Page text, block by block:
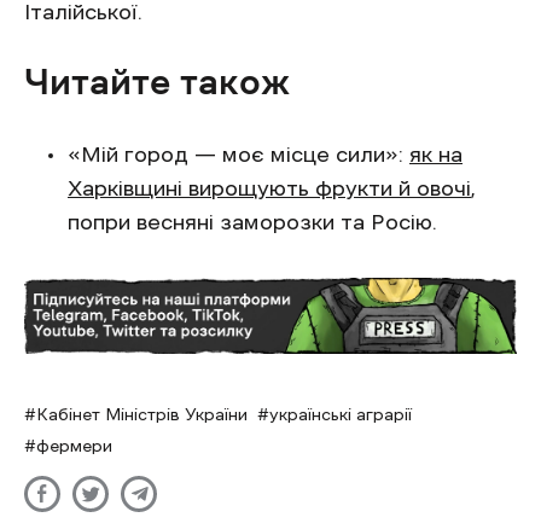
Італійської.
Читайте також
«Мій город — моє місце сили»: як на
Харківщині вирощують фрукти й овочі,
попри весняні заморозки та Росію.
Кабінет Міністрів України
українські аграрії
фермери